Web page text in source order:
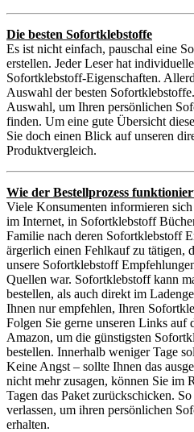
Die besten Sofortklebstoffe
Es ist nicht einfach, pauschal eine
erstellen. Jeder Leser hat
Sofortklebstoff-Eigenschaften.
Auswahl der besten
Auswahl, um Ihren persönlichen
finden. Um eine gute Übersicht
Sie doch einen Blick auf unseren
Produktvergleich.
Wie der Bestellprozess
Viele Konsumenten informieren
im Internet, in Sofortklebstoff
Familie nach deren Sofortklebstoff
ärgerlich einen Fehlkauf zu tätigen,
unsere Sofortklebstoff
Quellen war. Sofortklebstoff kann
bestellen, als auch direkt im
Ihnen nur empfehlen, Ihren
Folgen Sie gerne unseren Links auf
Amazon, um die günstigsten
bestellen. Innerhalb weniger Tage
Keine Angst – sollte Ihnen das
nicht mehr zusagen, können Sie im
Tagen das Paket zurückschicken.
verlassen, um ihren persönlichen
erhalten.